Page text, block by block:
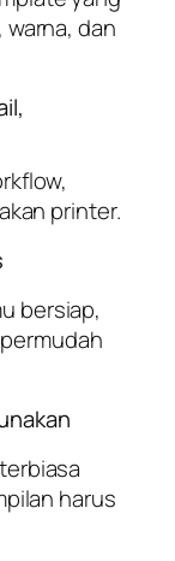
dan
printer.
bersiap,
harus